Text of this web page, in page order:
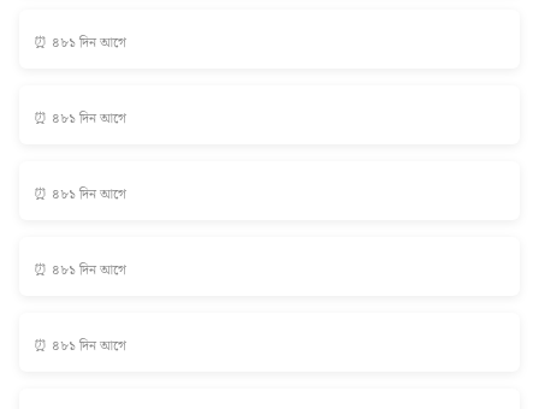
⏰ ৪৮১ দিন আগে
⏰ ৪৮১ দিন আগে
⏰ ৪৮১ দিন আগে
⏰ ৪৮১ দিন আগে
⏰ ৪৮১ দিন আগে